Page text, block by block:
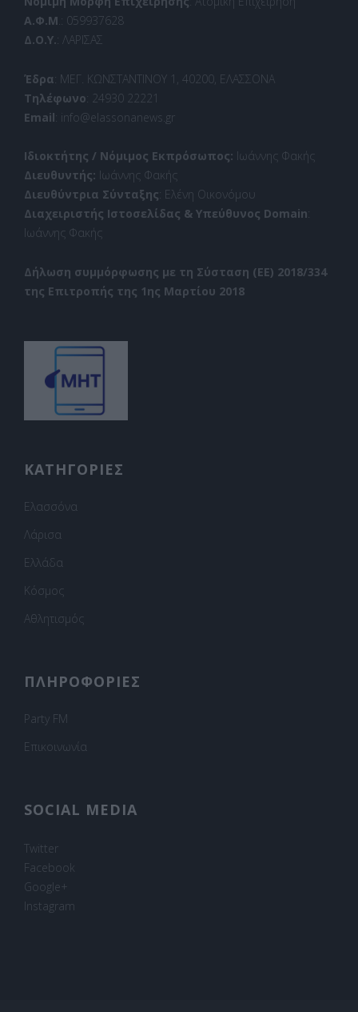
Α.Φ.Μ.: 059937628
Δ.Ο.Υ.: ΛΑΡΙΣΑΣ
Έδρα: ΜΕΓ. ΚΩΝΣΤΑΝΤΙΝΟΥ 1, 40200, ΕΛΑΣΣΟΝΑ
Τηλέφωνο: 24930 22221
Email: info@elassonanews.gr
Ιδιοκτήτης / Νόμιμος Εκπρόσωπος: Ιωάννης Φακής
Διευθυντής: Ιωάννης Φακής
Διευθύντρια Σύνταξης: Ελένη Οικονόμου
Διαχειριστής Ιστοσελίδας & Υπεύθυνος Domain:
Ιωάννης Φακής
Δήλωση συμμόρφωσης με τη Σύσταση (ΕΕ) 2018/334
της Επιτροπής της 1ης Μαρτίου 2018
ΚΑΤΗΓΟΡΙΕΣ
Ελασσόνα
Λάρισα
Ελλάδα
Κόσμος
Αθλητισμός
ΠΛΗΡΟΦΟΡΙΕΣ
Party FM
Επικοινωνία
SOCIAL MEDIA
Twitter
Facebook
Google+
Instagram